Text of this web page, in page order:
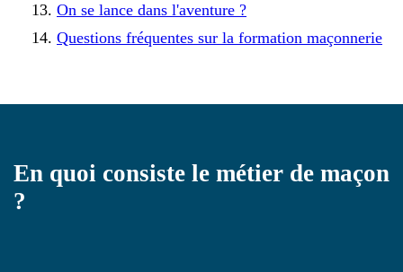
On se lance dans l'aventure ?
Questions fréquentes sur la formation maçonnerie
En quoi consiste le métier de maçon
?